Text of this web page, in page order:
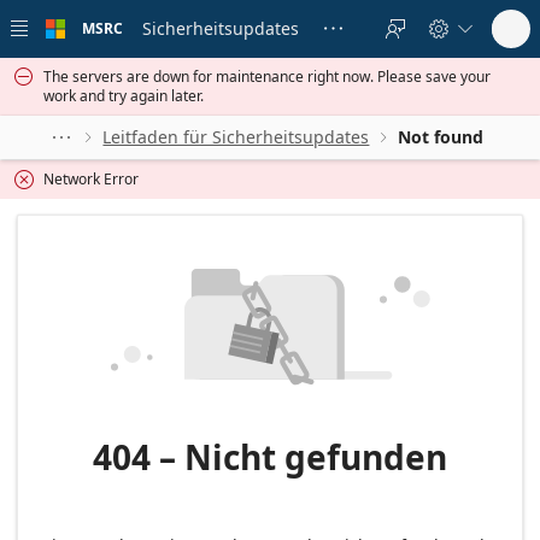
 main
MSRC Sicherheitsupdates    
 The servers are down for maintenance right now. Please save your
work and try again later.
  Leitfaden für Sicherheitsupdates  Not found
 Network Error
404 – Nicht gefunden